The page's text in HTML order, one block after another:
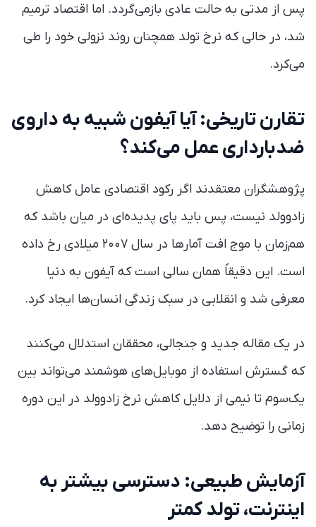
پس از مدتی به حالت عادی بازمی‌گردد. اما اقتصاد ترمیم
شد، در حالی که نرخ تولد همچنان روند نزولی خود را طی
می‌کرد.
تقارن تاریخی: آیا آیفون شبیه به داروی
ضدبارداری عمل می‌کند؟
پژوهشگران معتقدند اگر رکود اقتصادی عامل کاهش
زادوولد نیست، پس باید پای پدیده‌ای در میان باشد که
هم‌زمان با موج افت آمارها در سال ۲۰۰۷ میلادی رخ داده
است. این دقیقاً همان سالی است که آیفون به دنیا
معرفی شد و انقلابی در سبک زندگی انسان‌ها ایجاد کرد.
در یک مقاله جدید و جنجالی، محققان استدلال می‌کنند
که گسترش استفاده از موبایل‌های هوشمند می‌تواند بین
یک‌سوم تا نیمی از دلایل کاهش نرخ زادوولد در این دوره
زمانی را توضیح دهد.
آزمایش طبیعی: دسترسی بیشتر به
اینترنت، تولد کمتر